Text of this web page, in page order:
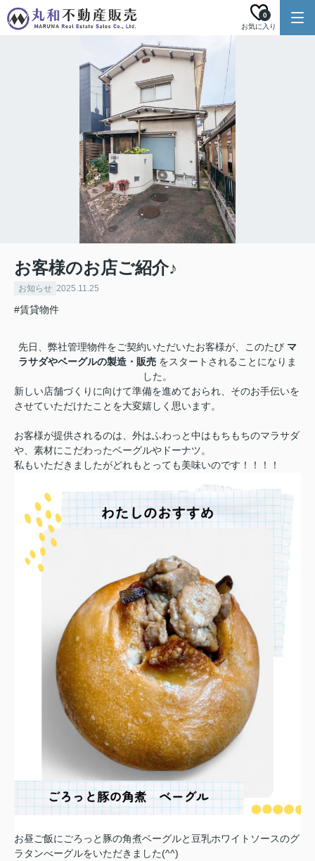
お気に入り
0
お客様のお店ご紹介♪
お知らせ 2025.11.25
#賃貸物件
先日、弊社管理物件をご契約いただいたお客様が、このたび マ
ラサダやベーグルの製造・販売 をスタートされることになりま
した。
新しい店舗づくりに向けて準備を進めておられ、そのお手伝いを
させていただけたことを大変嬉しく思います。
お客様が提供されるのは、外はふわっと中はもちもちのマラサダ
や、素材にこだわったベーグルやドーナツ。
私もいただきましたがどれもとっても美味いのです！！！！
お昼ご飯にごろっと豚の角煮ベーグルと豆乳ホワイトソースのグ
ラタンべーグルをいただきました(^^)